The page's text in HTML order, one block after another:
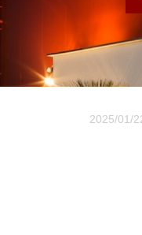
MENU
2025/01/